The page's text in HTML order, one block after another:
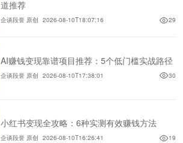
道推荐
企谈段誉 原创 2026-08-10T18:07:16 29
AI赚钱变现靠谱项目推荐：5个低门槛实战路径
企谈段誉 原创 2026-08-10T17:38:01 30
小红书变现全攻略：6种实测有效赚钱方法
企谈段誉 原创 2026-08-10T16:26:41 19